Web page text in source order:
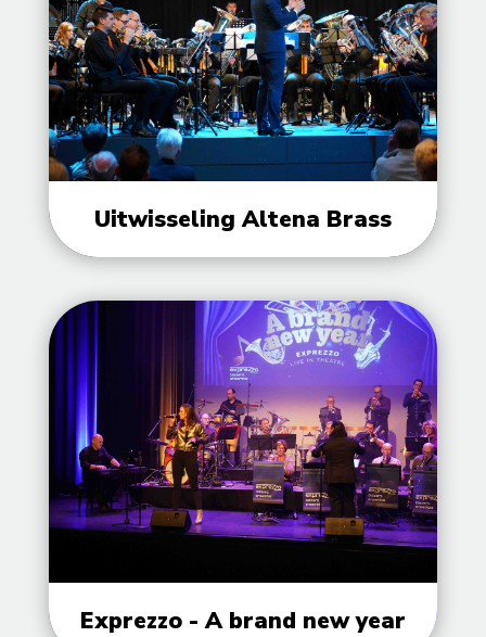
Uitwisseling Altena Brass
Exprezzo - A brand new year